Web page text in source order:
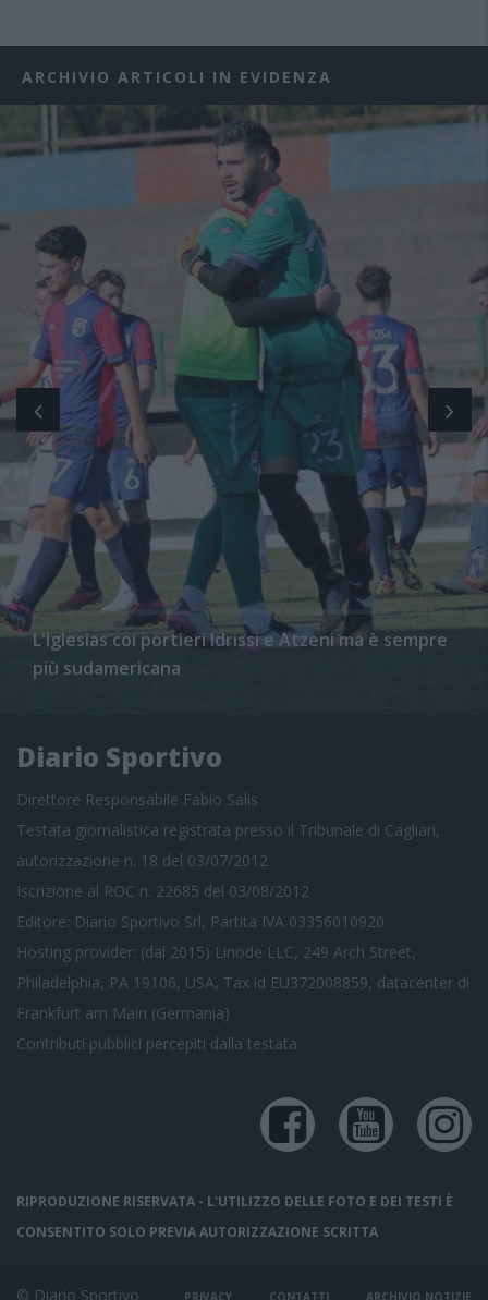
ARCHIVIO ARTICOLI IN EVIDENZA
L'Iglesias coi portieri Idrissi e Atzeni ma è sempre
più sudamericana
Diario Sportivo
Direttore Responsabile Fabio Salis
Testata giornalistica registrata presso il Tribunale di Cagliari,
autorizzazione n. 18 del 03/07/2012
Iscrizione al ROC n. 22685 del 03/08/2012
Editore: Diario Sportivo Srl, Partita IVA 03356010920
Hosting provider: (dal 2015) Linode LLC, 249 Arch Street,
Philadelphia, PA 19106, USA, Tax id EU372008859, datacenter di
Frankfurt am Main (Germania)
Contributi pubblici percepiti dalla testata
RIPRODUZIONE RISERVATA - L'UTILIZZO DELLE FOTO E DEI TESTI È
CONSENTITO SOLO PREVIA AUTORIZZAZIONE SCRITTA
© Diario Sportivo PRIVACY CONTATTI ARCHIVIO NOTIZIE